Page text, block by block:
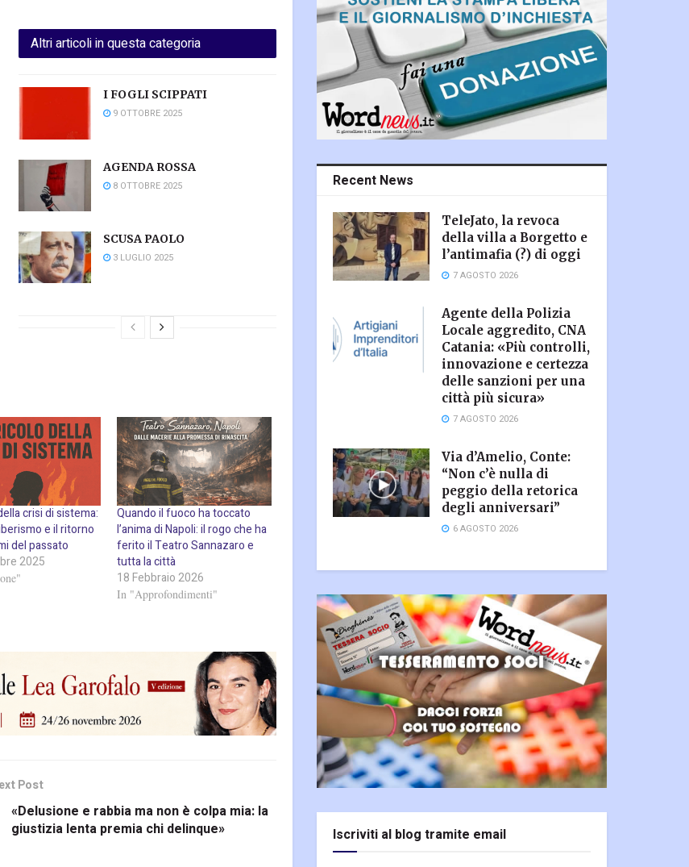
Altri articoli in questa categoria
I FOGLI SCIPPATI
9 OTTOBRE 2025
AGENDA ROSSA
8 OTTOBRE 2025
SCUSA PAOLO
3 LUGLIO 2025
crisi di sistema:
e il ritorno
del passato
2025
Quando il fuoco ha toccato
l’anima di Napoli: il rogo che ha
ferito il Teatro Sannazaro e
tutta la città
18 Febbraio 2026
In "Approfondimenti"
Post
«Delusione e rabbia ma non è colpa mia: la
giustizia lenta premia chi delinque»
Recent News
TeleJato, la revoca
della villa a Borgetto e
l’antimafia (?) di oggi
7 AGOSTO 2026
Agente della Polizia
Locale aggredito, CNA
Catania: «Più controlli,
innovazione e certezza
delle sanzioni per una
città più sicura»
7 AGOSTO 2026
Via d’Amelio, Conte:
“Non c’è nulla di
peggio della retorica
degli anniversari”
6 AGOSTO 2026
Iscriviti al blog tramite email